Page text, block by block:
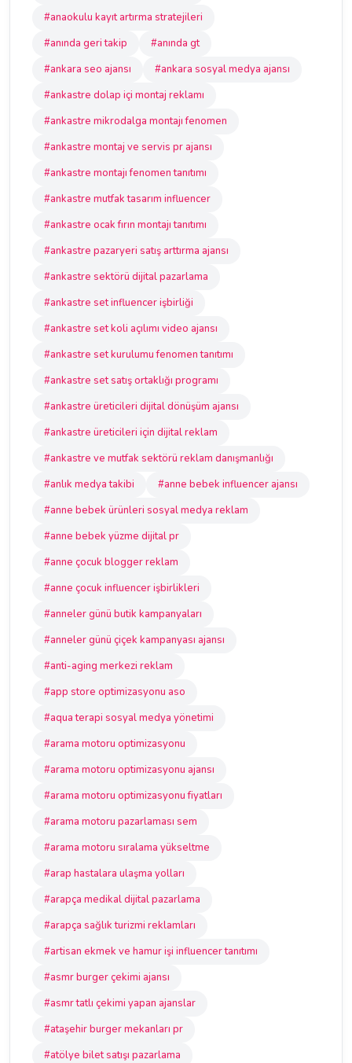
#anaokulu kayıt artırma stratejileri
#anında geri takip
#anında gt
#ankara seo ajansı
#ankara sosyal medya ajansı
#ankastre dolap içi montaj reklamı
#ankastre mikrodalga montajı fenomen
#ankastre montaj ve servis pr ajansı
#ankastre montajı fenomen tanıtımı
#ankastre mutfak tasarım influencer
#ankastre ocak fırın montajı tanıtımı
#ankastre pazaryeri satış arttırma ajansı
#ankastre sektörü dijital pazarlama
#ankastre set influencer işbirliği
#ankastre set koli açılımı video ajansı
#ankastre set kurulumu fenomen tanıtımı
#ankastre set satış ortaklığı programı
#ankastre üreticileri dijital dönüşüm ajansı
#ankastre üreticileri için dijital reklam
#ankastre ve mutfak sektörü reklam danışmanlığı
#anlık medya takibi
#anne bebek influencer ajansı
#anne bebek ürünleri sosyal medya reklam
#anne bebek yüzme dijital pr
#anne çocuk blogger reklam
#anne çocuk influencer işbirlikleri
#anneler günü butik kampanyaları
#anneler günü çiçek kampanyası ajansı
#anti-aging merkezi reklam
#app store optimizasyonu aso
#aqua terapi sosyal medya yönetimi
#arama motoru optimizasyonu
#arama motoru optimizasyonu ajansı
#arama motoru optimizasyonu fiyatları
#arama motoru pazarlaması sem
#arama motoru sıralama yükseltme
#arap hastalara ulaşma yolları
#arapça medikal dijital pazarlama
#arapça sağlık turizmi reklamları
#artisan ekmek ve hamur işi influencer tanıtımı
#asmr burger çekimi ajansı
#asmr tatlı çekimi yapan ajanslar
#ataşehir burger mekanları pr
#atölye bilet satışı pazarlama